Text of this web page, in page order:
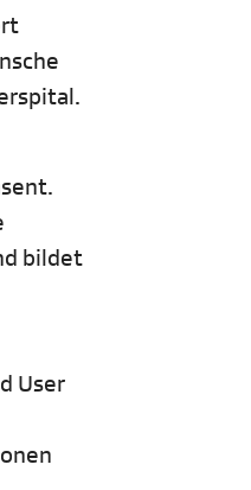
bildet
User